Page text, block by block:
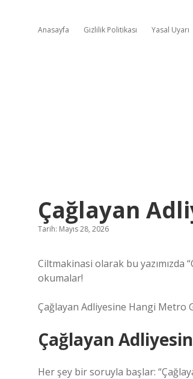
Anasayfa Gizlilik Politikası Yasal Uyarı
Çağlayan
Tarih: Mayıs 28, 2026
Ciltmakinasi olarak bu yazımızda
okumalar!
Çağlayan Adliyesine Hangi Metro
Çağlayan
Her şey bir soruyla başlar: